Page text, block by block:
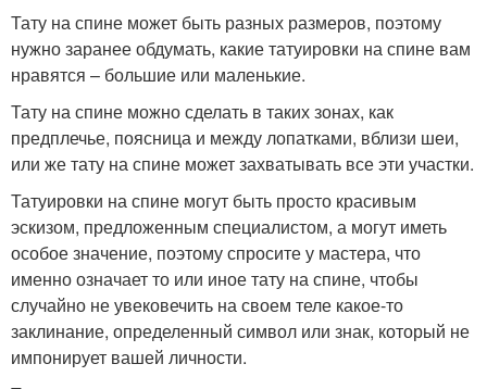
Тату на спине может быть разных размеров, поэтому
нужно заранее обдумать, какие татуировки на спине вам
нравятся – большие или маленькие.
Тату на спине можно сделать в таких зонах, как
предплечье, поясница и между лопатками, вблизи шеи,
или же тату на спине может захватывать все эти участки.
Татуировки на спине могут быть просто красивым
эскизом, предложенным специалистом, а могут иметь
особое значение, поэтому спросите у мастера, что
именно означает то или иное тату на спине, чтобы
случайно не увековечить на своем теле какое-то
заклинание, определенный символ или знак, который не
импонирует вашей личности.